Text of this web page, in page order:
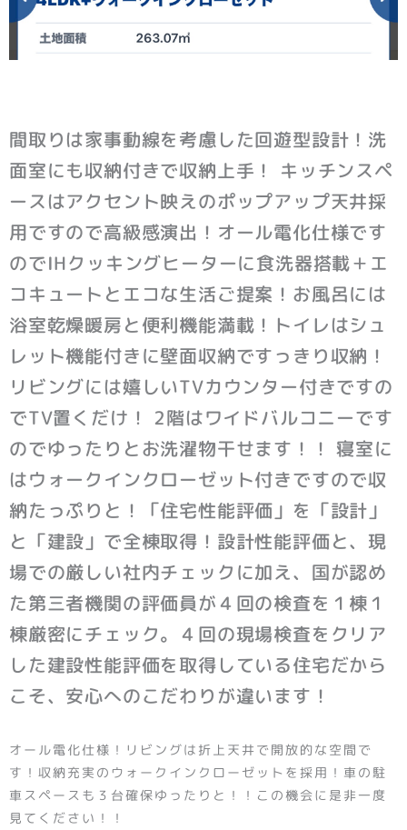
間取りは家事動線を考慮した回遊型設計！洗
面室にも収納付きで収納上手！ キッチンスペ
ースはアクセント映えのポップアップ天井採
用ですので高級感演出！オール電化仕様です
のでIHクッキングヒーターに食洗器搭載＋エ
コキュートとエコな生活ご提案！お風呂には
浴室乾燥暖房と便利機能満載！トイレはシュ
レット機能付きに壁面収納ですっきり収納！
リビングには嬉しいTVカウンター付きですの
でTV置くだけ！ 2階はワイドバルコニーです
のでゆったりとお洗濯物干せます！！ 寝室に
はウォークインクローゼット付きですので収
納たっぷりと！「住宅性能評価」を「設計」
と「建設」で全棟取得！設計性能評価と、現
場での厳しい社内チェックに加え、国が認め
た第三者機関の評価員が４回の検査を１棟１
棟厳密にチェック。４回の現場検査をクリア
した建設性能評価を取得している住宅だから
こそ、安心へのこだわりが違います！
オール電化仕様！リビングは折上天井で開放的な空間で
す！収納充実のウォークインクローゼットを採用！車の駐
車スペースも３台確保ゆったりと！！この機会に是非一度
見てください！！